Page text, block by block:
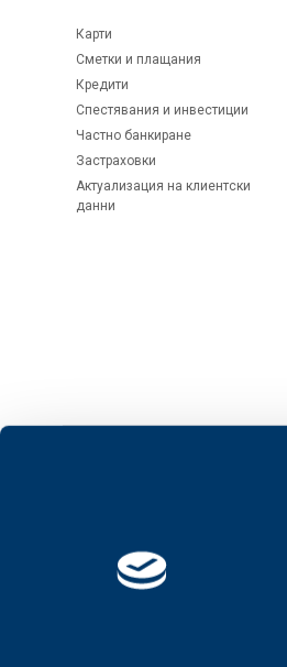
Карти
Сметки и плащания
Кредити
Спестявания и инвестиции
Частно банкиране
Застраховки
Актуализация на клиентски
данни